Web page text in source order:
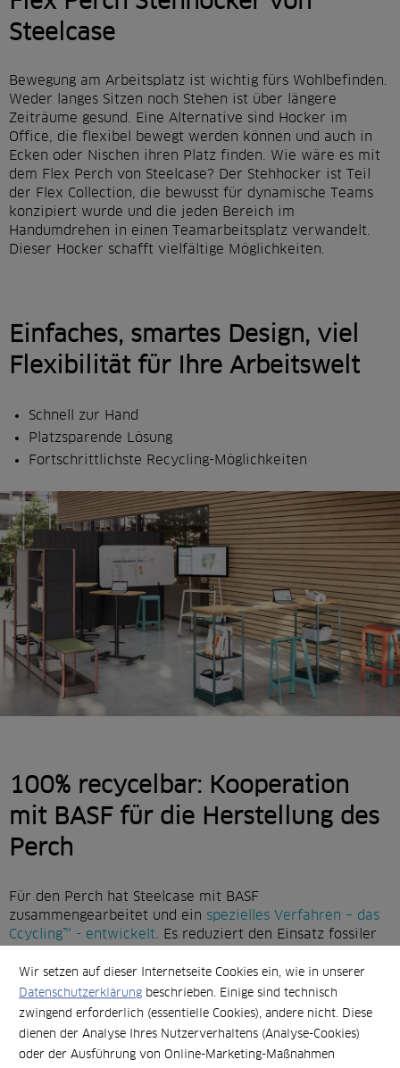
r
i
n
g
e
n
Steelcase
Bewegung am Arbeitsplatz ist wichtig fürs Wohlbefinden.
Weder langes Sitzen noch Stehen ist über längere
Zeiträume gesund. Eine Alternative sind Hocker im
Office, die flexibel bewegt werden können und auch in
Ecken oder Nischen ihren Platz finden. Wie wäre es mit
dem Flex Perch von Steelcase? Der Stehhocker ist Teil
der Flex Collection, die bewusst für dynamische Teams
konzipiert wurde und die jeden Bereich im
Handumdrehen in einen Teamarbeitsplatz verwandelt.
Dieser Hocker schafft vielfältige Möglichkeiten.
Einfaches, smartes Design, viel
Flexibilität für Ihre Arbeitswelt
Schnell zur Hand
Platzsparende Lösung
Fortschrittlichste Recycling-Möglichkeiten
100% recycelbar: Kooperation
mit BASF für die Herstellung des
Perch
Für den Perch hat Steelcase mit BASF
zusammengearbeitet und ein spezielles Verfahren – das
Ccycling™ - entwickelt . Es reduziert den Einsatz fossiler
nachhaltige Verfahren stellt einen echten
Richtungswechsel in Bezug auf Abfälle dar. Nachdem es
lange Zeit nicht möglich war, Altprodukte so zu recyceln,
dass sie wie Rohmaterialien zur Herstellung qualitativ
hochwertiger Produkte verwendet werden können,
Wir setzen auf dieser Internetseite Cookies ein, wie in unserer
Datenschutzerklärung beschrieben. Einige sind technisch
zwingend erforderlich (essentielle Cookies), andere nicht. Diese
dienen der Analyse Ihres Nutzerverhaltens (Analyse-Cookies)
oder der Ausführung von Online-Marketing-Maßnahmen